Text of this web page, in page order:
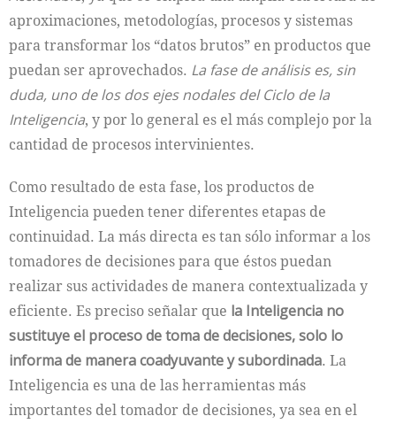
aproximaciones, metodologías, procesos y sistemas
para transformar los “datos brutos” en productos que
puedan ser aprovechados. La fase de análisis es, sin
duda, uno de los dos ejes nodales del Ciclo de la
Inteligencia, y por lo general es el más complejo por la
cantidad de procesos intervinientes.
Como resultado de esta fase, los productos de
Inteligencia pueden tener diferentes etapas de
continuidad. La más directa es tan sólo informar a los
tomadores de decisiones para que éstos puedan
realizar sus actividades de manera contextualizada y
eficiente. Es preciso señalar que la Inteligencia no
sustituye el proceso de toma de decisiones, solo lo
informa de manera coadyuvante y subordinada. La
Inteligencia es una de las herramientas más
importantes del tomador de decisiones, ya sea en el